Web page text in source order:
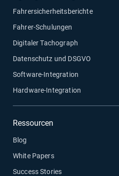
Fahrersicherheitsberichte
Fahrer-Schulungen
Digitaler Tachograph
Datenschutz und DSGVO
Software-Integration
Hardware-Integration
Ressourcen
Blog
White Papers
Success Stories